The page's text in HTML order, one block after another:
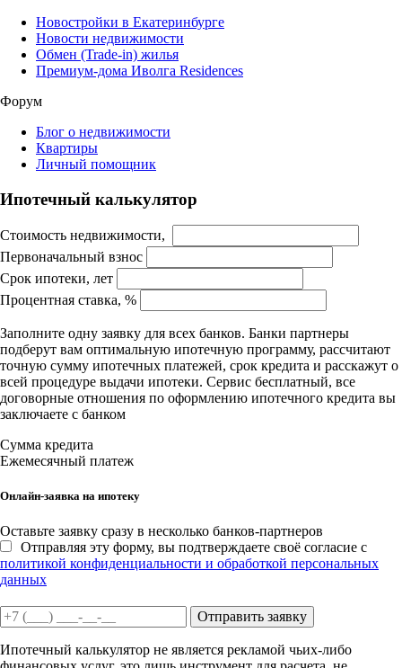
Новостройки в Екатеринбурге
Новости недвижимости
Обмен (Trade-in) жилья
Премиум-дома Иволга Residences
Форум
Блог о недвижимости
Квартиры
Личный помощник
Ипотечный калькулятор
Стоимость недвижимости,
Первоначальный взнос
Срок ипотеки, лет
Процентная ставка, %
Заполните одну заявку для всех банков. Банки партнеры
подберут вам оптимальную ипотечную программу, рассчитают
точную сумму ипотечных платежей, срок кредита и расскажут о
всей процедуре выдачи ипотеки. Сервис бесплатный, все
договорные отношения по оформлению ипотечного кредита вы
заключаете с банком
Сумма кредита
Ежемесячный платеж
Онлайн-заявка на ипотеку
Оставьте заявку сразу в несколько банков-партнеров
Отправляя эту форму, вы подтверждаете своё согласие с
политикой конфиденциальности и обработкой персональных
данных
Отправить заявку
Ипотечный калькулятор не является рекламой чьих-либо